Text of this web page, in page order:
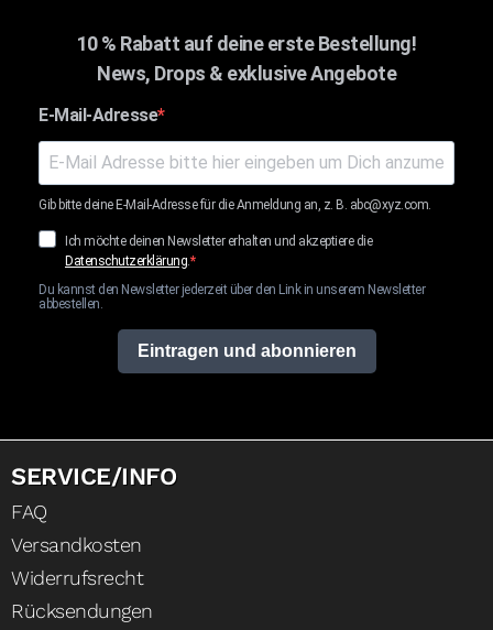
10 % Rabatt auf deine erste Bestellung!
News, Drops & exklusive Angebote
E-Mail-Adresse
Gib bitte deine E-Mail-Adresse für die Anmeldung an, z. B. abc@xyz.com.
Ich möchte deinen Newsletter erhalten und akzeptiere die
Datenschutzerklärung
Du kannst den Newsletter jederzeit über den Link in unserem Newsletter
abbestellen.
Eintragen und abonnieren
SERVICE/INFO
FAQ
Versandkosten
Widerrufsrecht
Rücksendungen